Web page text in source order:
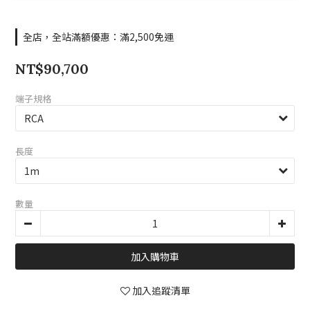
全店，全站滿額優惠：滿2,500免運
NT$90,700
端子規格
長度
數量
加入購物車
加入追蹤清單